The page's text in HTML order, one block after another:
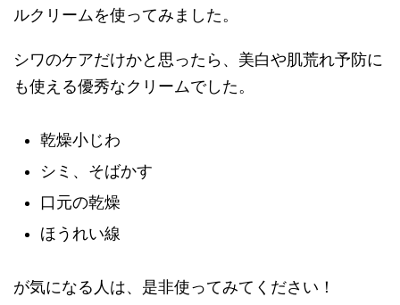
ルクリームを使ってみました。
シワのケアだけかと思ったら、美白や肌荒れ予防に
も使える優秀なクリームでした。
乾燥小じわ
シミ、そばかす
口元の乾燥
ほうれい線
が気になる人は、是非使ってみてください！